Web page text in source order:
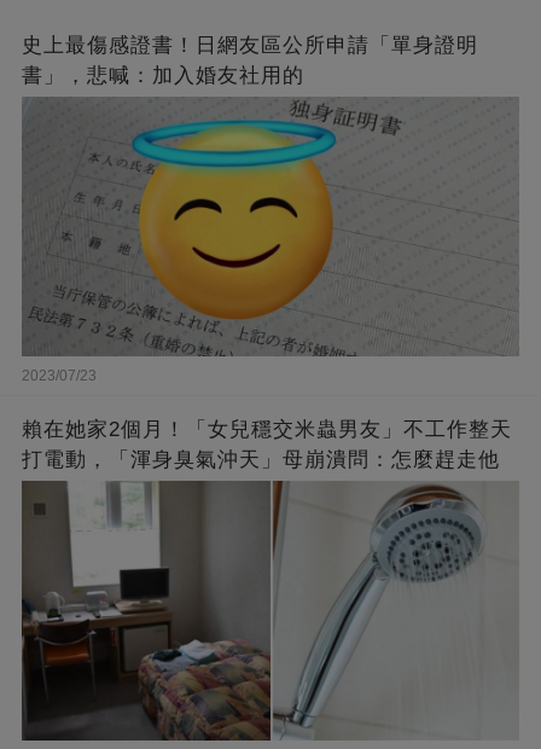
史上最傷感證書！日網友區公所申請「單身證明
書」，悲喊：加入婚友社用的
2023/07/23
賴在她家2個月！「女兒穩交米蟲男友」不工作整天
打電動，「渾身臭氣沖天」母崩潰問：怎麼趕走他